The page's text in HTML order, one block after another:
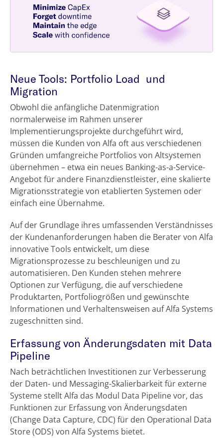
Neue Tools: Portfolio Load und
Migration
Obwohl die anfängliche Datenmigration
normalerweise im Rahmen unserer
Implementierungsprojekte durchgeführt wird,
müssen die Kunden von Alfa oft aus verschiedenen
Gründen umfangreiche Portfolios von Altsystemen
übernehmen – etwa ein neues Banking-as-a-Service-
Angebot für andere Finanzdienstleister, eine skalierte
Migrationsstrategie von etablierten Systemen oder
einfach eine Übernahme.
Auf der Grundlage ihres umfassenden Verständnisses
der Kundenanforderungen haben die Berater von Alfa
innovative Tools entwickelt, um diese
Migrationsprozesse zu beschleunigen und zu
automatisieren. Den Kunden stehen mehrere
Optionen zur Verfügung, die auf verschiedene
Produktarten, Portfoliogrößen und gewünschte
Informationen und Verhaltensweisen auf Alfa Systems
zugeschnitten sind.
Erfassung von Änderungsdaten mit Data
Pipeline
Nach beträchtlichen Investitionen zur Verbesserung
der Daten- und Messaging-Skalierbarkeit für externe
Systeme stellt Alfa das Modul Data Pipeline vor, das
Funktionen zur Erfassung von Änderungsdaten
(Change Data Capture, CDC) für den Operational Data
Store (ODS) von Alfa Systems bietet.